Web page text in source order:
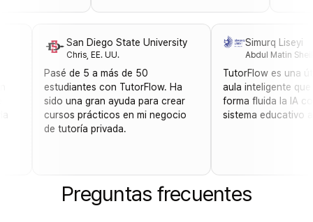
San Diego State University
Chris, EE. UU.
Pasé de 5 a más de 50
estudiantes con TutorFlow. Ha
sido una gran ayuda para crear
cursos prácticos en mi negocio
de tutoría privada.
Simurq
Abdul
TutorFlow es
aula
forma fluida la
sistema
Preguntas frecuentes